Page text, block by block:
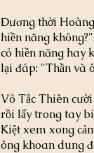
Đương thời
hiền năng
có hiền năng hay
lại đáp: "Thần và
Võ Tắc Thiên
rồi lấy trong tay
Kiệt xem xong
ông khoan dung